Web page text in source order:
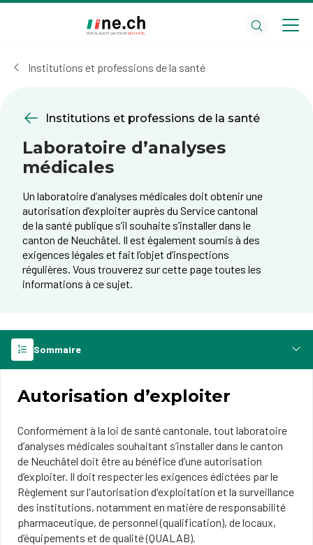
cookies
Institutions et professions de la santé
Institutions et professions de la santé
Laboratoire d’analyses
médicales
Un laboratoire d’analyses médicales doit obtenir une
autorisation d’exploiter auprès du Service cantonal
de la santé publique s’il souhaite s’installer dans le
canton de Neuchâtel. Il est également soumis à des
exigences légales et fait l’objet d’inspections
régulières. Vous trouverez sur cette page toutes les
informations à ce sujet.
Sommaire
Autorisation d’exploiter
Conformément à la loi de santé cantonale, tout laboratoire
d’analyses médicales souhaitant s’installer dans le canton
de Neuchâtel doit être au bénéfice d’une autorisation
d’exploiter. Il doit respecter les exigences édictées par le
Règlement sur l'autorisation d'exploitation et la surveillance
des institutions, notamment en matière de responsabilité
pharmaceutique, de personnel (qualification), de locaux,
d’équipements et de qualité (QUALAB).